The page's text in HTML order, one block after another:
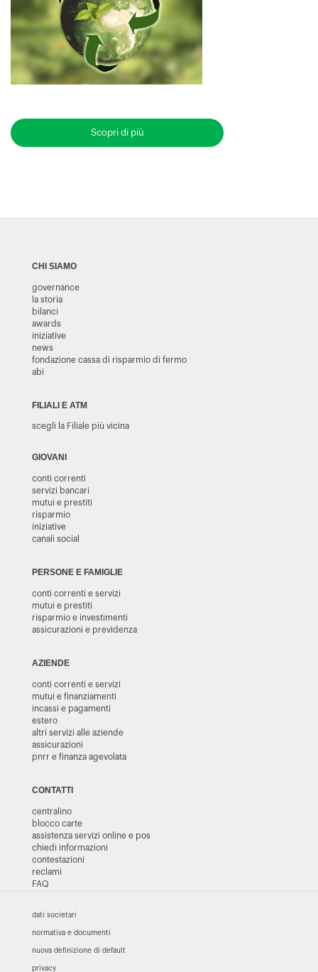
Scopri di più
CHI SIAMO
governance
la storia
bilanci
awards
iniziative
news
fondazione cassa di risparmio di fermo
abi
FILIALI E ATM
scegli la Filiale più vicina
GIOVANI
conti correnti
servizi bancari
mutui e prestiti
risparmio
iniziative
canali social
PERSONE E FAMIGLIE
conti correnti e servizi
mutui e prestiti
risparmio e investimenti
assicurazioni e previdenza
AZIENDE
conti correnti e servizi
mutui e finanziamenti
incassi e pagamenti
estero
altri servizi alle aziende
assicurazioni
pnrr e finanza agevolata
CONTATTI
centralino
blocco carte
assistenza servizi online e pos
chiedi informazioni
contestazioni
reclami
FAQ
dati societari
normativa e documenti
nuova definizione di default
privacy